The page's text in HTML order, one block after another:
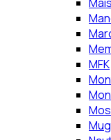
MFK